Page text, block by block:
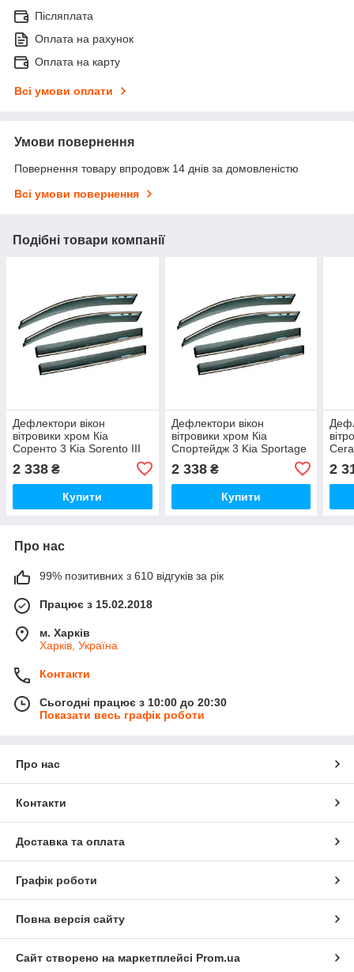
Післяплата
Оплата на рахунок
Оплата на карту
Всі умови оплати
Умови повернення
Повернення товару впродовж 14 днів за домовленістю
Всі умови повернення
Подібні товари компанії
Дефлектори вікон
вітровики хром Кіа
Соренто 3 Kia Sorento III
2 338 ₴
Купити
Дефлектори вікон
вітровики хром Кіа
Спортейдж 3 Kia Sportage
III 10-15 АЛВИ (Накладні)
2 338₴
Купити
2
Про нас
99% позитивних з 610 відгуків за рік
Працює з 15.02.2018
м. Харків
Харків, Україна
Контакти
Сьогодні працює з 10:00 до 20:30
Показати весь графік роботи
Про нас
Контакти
Доставка та оплата
Графік роботи
Повна версія сайту
Сайт створено на маркетплейсі Prom.ua